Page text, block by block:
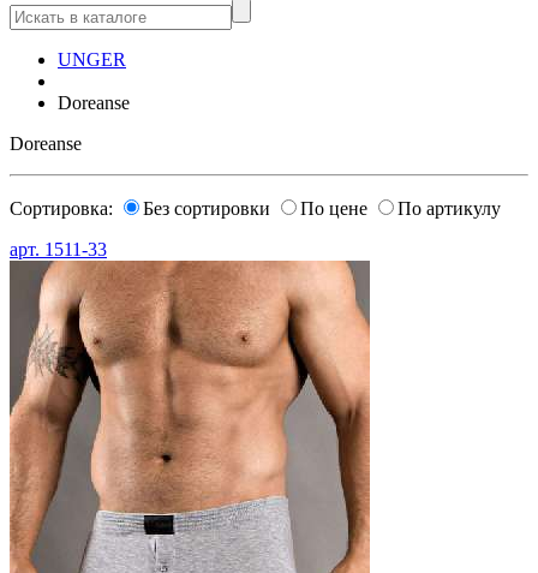
UNGER
Doreanse
Doreanse
Сортировка: Без сортировки По цене
По артикулу
арт. 1511-33